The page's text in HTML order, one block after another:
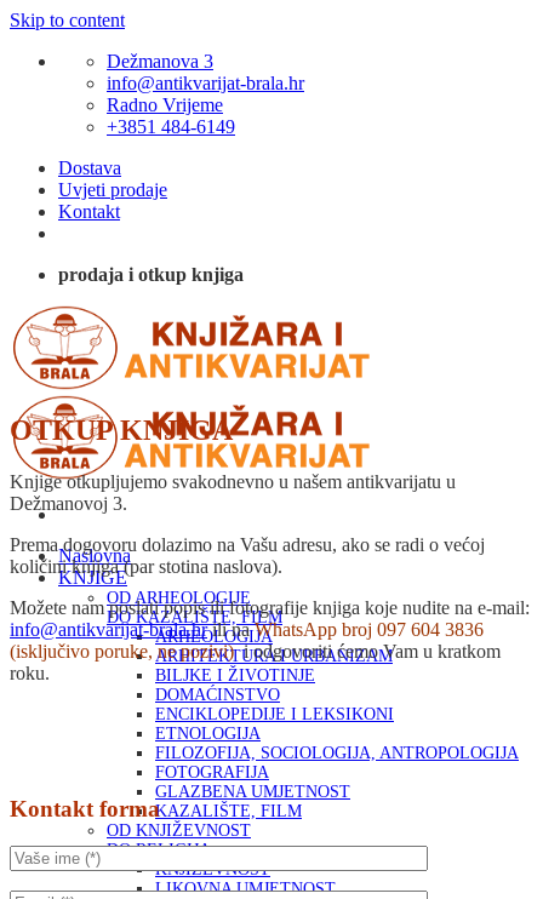
Skip to content
Dežmanova 3
info@antikvarijat-brala.hr
Radno Vrijeme
+3851 484-6149
Dostava
Uvjeti prodaje
Kontakt
prodaja i otkup knjiga
Naslovna
KNJIGE
OD ARHEOLOGIJE
DO KAZALIŠTE, FILM
ARHEOLOGIJA
ARHITEKTURA I URBANIZAM
BILJKE I ŽIVOTINJE
DOMAĆINSTVO
ENCIKLOPEDIJE I LEKSIKONI
ETNOLOGIJA
FILOZOFIJA, SOCIOLOGIJA, ANTROPOLOGIJA
FOTOGRAFIJA
GLAZBENA UMJETNOST
KAZALIŠTE, FILM
OD KNJIŽEVNOST
DO RELIGIJA
KNJIŽEVNOST
LIKOVNA UMJETNOST
OTKUP KNJIGA
Knjige otkupljujemo svakodnevno u našem antikvarijatu u
Dežmanovoj 3.
Prema dogovoru dolazimo na Vašu adresu, ako se radi o većoj
količini knjiga (par stotina naslova).
Možete nam poslati popis ili fotografije knjiga koje nudite na e-mail:
info@antikvarijat-brala.hrili naWhatsApp broj 097 604 3836
(isključivo poruke, ne pozivi)i odgovoriti ćemo Vam u kratkom
roku.
Kontakt forma